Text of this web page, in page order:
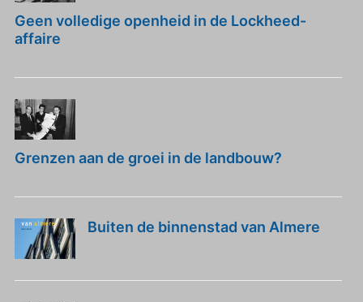
Geen volledige openheid in de Lockheed-
affaire
Grenzen aan de groei in de landbouw?
Buiten de binnenstad van Almere